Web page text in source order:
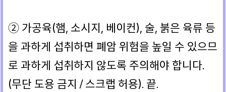
② 가공육(햄, 소시지, 베이컨), 술, 붉은 육류 등
을 과하게 섭취하면 폐암 위험을 높일 수 있으므
로 과하게 섭취하지 않도록 주의해야 합니다.
(무단 도용 금지 / 스크랩 허용). 끝.